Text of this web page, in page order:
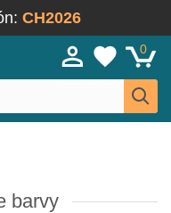
CH2026
0
barvy